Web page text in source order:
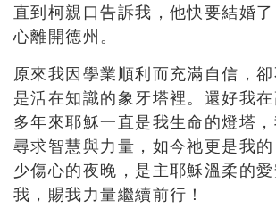
直到柯親口告訴我，他快要結婚
心離開德州。
原來我因學業順利而充滿自信，
是活在知識的象牙塔裡。還好我在
多年來耶穌一直是我生命的燈塔
尋求智慧與力量，如今祂更是我
少傷心的夜晚，是主耶穌溫柔的
我，賜我力量繼續前行！